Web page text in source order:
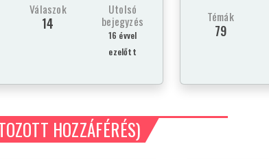
Válaszok
14
Utolsó
bejegyzés
16 évvel
ezelőtt
Témák
79
HOZZÁFÉRÉS)